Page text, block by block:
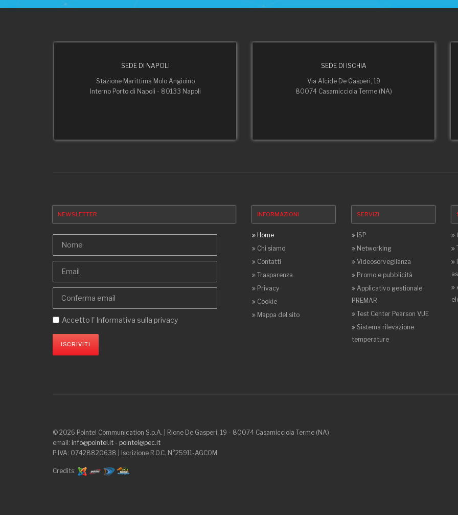
SEDE DI NAPOLI
Stazione Marittima Molo Angioino
Interno Porto di Napoli - 80133 Napoli
SEDE DI ISCHIA
Via Alcide De Gasperi, 19
80074 Casamicciola Terme (NA)
NEWSLETTER
Accetto l' Informativa sulla privacy
ISCRIVITI
INFORMAZIONI
Home
Chi siamo
Contatti
Trasparenza
Privacy
Cookie
Mappa del sito
SERVIZI
ISP
Networking
Videosorveglianza
Promo e pubblicità
Applicativo gestionale
PREMAR
Test Center Pearson VUE
Sistema rilevazione
temperature
© 2026 Pointel Communication S.p.A. | Rione De Gasperi, 19 - 80074 Casamicciola Terme (NA)
email: info@pointel.it - pointel@pec.it
P.IVA: 07428820638 | Iscrizione R.O.C. N°25911-AGCOM
Credits: